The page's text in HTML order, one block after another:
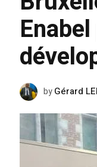
byGérard